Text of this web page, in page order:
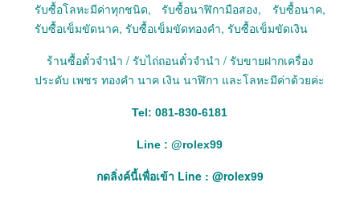
รับซื้อโลหะมีค่าทุกชนิด, รับซื้อนาฬิกามือสอง, รับซื้อนาค,
รับซื้อเข็มขัดนาค, รับซื้อเข็มขัดทองคำ, รับซื้อเข็มขัดเงิน
ร้านซื้อตั๋วจำนำ / รับไถ่ถอนตั๋วจำนำ / รับขายฝากเครื่อง
ประดับ เพชร ทองคำ นาค เงิน นาฬิกา และโลหะมีค่าด้วยค่ะ
Tel: 081-830-6181
Line : @rolex99
กดลิ่งค์นี้เพื่อเข้า Line : @rolex99